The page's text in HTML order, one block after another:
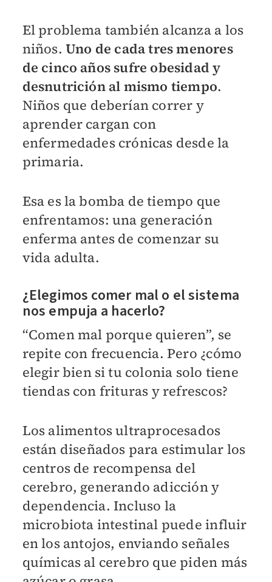
El problema también alcanza a los
niños. Uno de cada tres menores
de cinco años sufre obesidad y
desnutrición al mismo tiempo.
Niños que deberían correr y
aprender cargan con
enfermedades crónicas desde la
primaria.
Esa es la bomba de tiempo que
enfrentamos: una generación
enferma antes de comenzar su
vida adulta.
¿Elegimos comer mal o el sistema
nos empuja a hacerlo?
“Comen mal porque quieren”, se
repite con frecuencia. Pero ¿cómo
elegir bien si tu colonia solo tiene
tiendas con frituras y refrescos?
Los alimentos ultraprocesados
están diseñados para estimular los
centros de recompensa del
cerebro, generando adicción y
dependencia. Incluso la
microbiota intestinal puede influir
en los antojos, enviando señales
químicas al cerebro que piden más